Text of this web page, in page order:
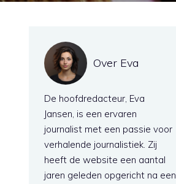
Over Eva
De hoofdredacteur, Eva
Jansen, is een ervaren
journalist met een passie voor
verhalende journalistiek. Zij
heeft de website een aantal
jaren geleden opgericht na een